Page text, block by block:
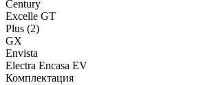
Century
Excelle GT
Plus (2)
GX
Envista
Electra Encasa EV
Комплектация